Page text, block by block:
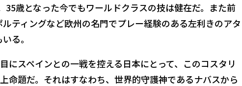
35歳となった今でもワールドクラスの技は健在だ。また前
ティングなど欧州の名門でプレー経験のある左利きのアタ
る。
にスペインとの一戦を控える日本にとって、このコスタリ
命題だ。それはすなわち、世界的守護神であるナバスから